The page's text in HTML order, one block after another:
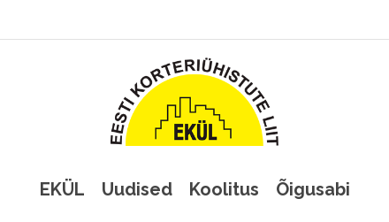
EKÜL Uudised Koolitus
Õigusabi